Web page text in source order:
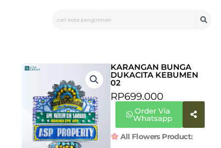
KARANGAN BUNGA
DUKACITA KEBUMEN
02
RP699.000
Order Via
Whatsapp
All Flowers Product: